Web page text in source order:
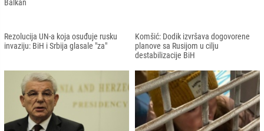
Brojne svjetske i evropske kompanije
uvele su sankcije i embarga Rusiji i
ruskim korisnicima
prisustvovati hitnoj sjednici
Predstavničkog doma o Ukrajini